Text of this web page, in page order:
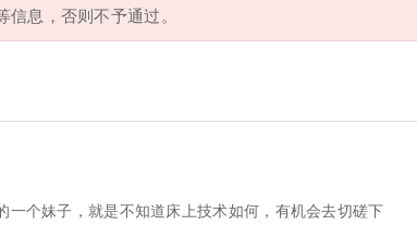
息，否则不予通过。
一个妹子，就是不知道床上技术如何，有机会去切磋下